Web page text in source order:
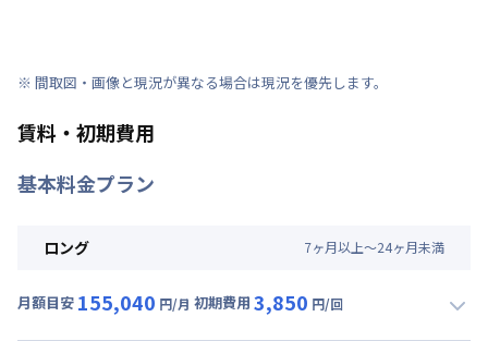
※ 間取図・画像と現況が異なる場合は現況を優先します。
賃料・初期費用
基本料金プラン
ロング 7ヶ月以上～24ヶ月未満
月額目安 155,040 円/月 初期費用 3,850 円/回